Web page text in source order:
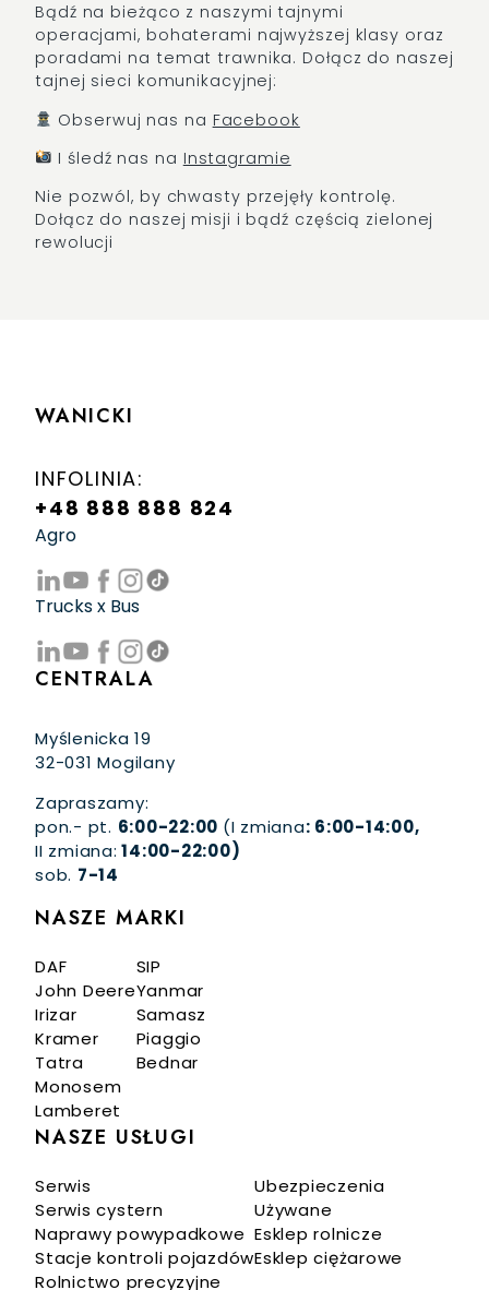
Bądź na bieżąco z naszymi tajnymi
operacjami, bohaterami najwyższej klasy oraz
poradami na temat trawnika. Dołącz do naszej
tajnej sieci komunikacyjnej:​
Obserwuj nas na Facebook
I śledź nas na Instagramie
​Nie pozwól, by chwasty przejęły kontrolę.
Dołącz do naszej misji i bądź częścią zielonej
rewolucji
WANICKI
INFOLINIA:
+48 888 888 824
Agro
Trucks x Bus
CENTRALA
Myślenicka 19
32-031 Mogilany
Zapraszamy:
pon.- pt. 6:00-22:00 (I zmiana: 6:00-14:00,
II zmiana: 14:00-22:00)
sob. 7-14
NASZE MARKI
DAF
John Deere
Irizar
Kramer
Tatra
Monosem
Lamberet
SIP
Yanmar
Samasz
Piaggio
Bednar
NASZE USŁUGI
Serwis
Serwis cystern
Naprawy powypadkowe
Stacje kontroli pojazdów
Rolnictwo precyzyjne
Ubezpieczenia
Używane
Esklep rolnicze
Esklep ciężarowe